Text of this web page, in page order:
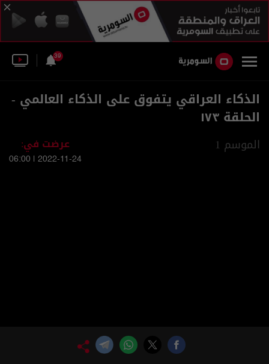
39
الذكاء العراقي يتفوق على الذكاء العالمي -
الحلقة ١٧٣
الموسم 1 عرضت في:
2022-11-24 | 06:00